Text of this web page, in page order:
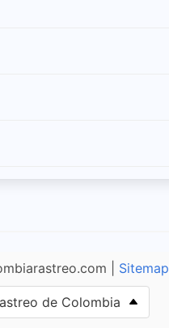
| Sitemap
de Colombia